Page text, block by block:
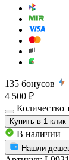
135 бонусов
4 500 ₽
Количество
Купить в 1 клик
В наличии
Нашли